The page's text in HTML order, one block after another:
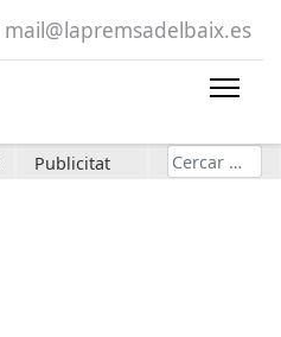
mail@lapremsadelbaix.es
Publicitat Cerca